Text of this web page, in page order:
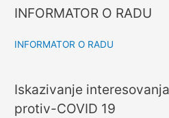
INFORMATOR O RADU
INFORMATOR O RADU
Iskazivanje
protiv-COVID 19